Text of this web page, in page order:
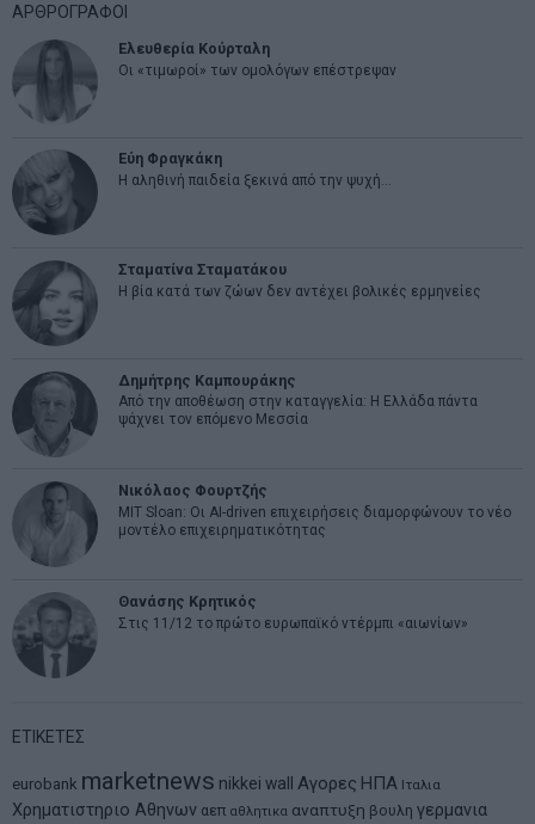
ΑΡΘΡΟΓΡΑΦΟΙ
Ελευθερία Κούρταλη
Οι «τιμωροί» των ομολόγων επέστρεψαν
Εύη Φραγκάκη
Η αληθινή παιδεία ξεκινά από την ψυχή…
Σταματίνα Σταματάκου
Η βία κατά των ζώων δεν αντέχει βολικές ερμηνείες
Δημήτρης Καμπουράκης
Από την αποθέωση στην καταγγελία: Η Ελλάδα πάντα
ψάχνει τον επόμενο Μεσσία
Νικόλαος Φουρτζής
MIT Sloan: Οι AI-driven επιχειρήσεις διαμορφώνουν το νέο
μοντέλο επιχειρηματικότητας
Θανάσης Κρητικός
Στις 11/12 το πρώτο ευρωπαϊκό ντέρμπι «αιωνίων»
ΕΤΙΚΕΤΕΣ
eurobank marketnews nikkei wall Αγορες ΗΠΑ Ιταλια
Χρηματιστηριο Αθηνων αεπ αθλητικα αναπτυξη βουλη γερμανια